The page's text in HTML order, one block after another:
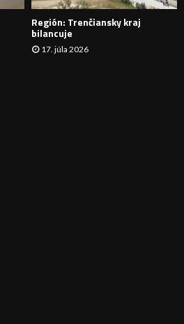
E
Región: Trenčiansky kraj
bilancuje
17. júla 2026